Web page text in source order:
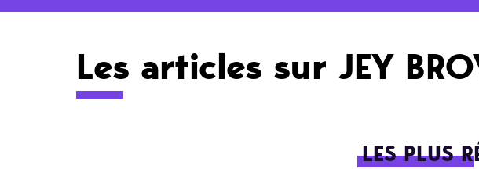
Les articles sur JEY
LES PLUS